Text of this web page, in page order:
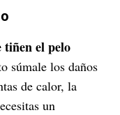
tiñen el pelo
súmale los daños
de calor, la
un